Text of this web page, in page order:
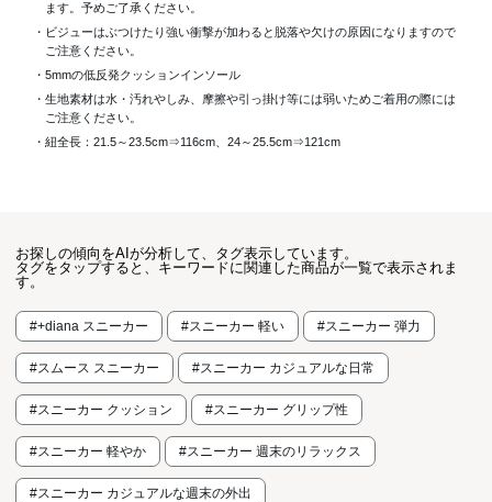
ます。予めご了承ください。
・ビジューはぶつけたり強い衝撃が加わると脱落や欠けの原因になりますので
ご注意ください。
・5mmの低反発クッションインソール
・生地素材は水・汚れやしみ、摩擦や引っ掛け等には弱いためご着用の際には
ご注意ください。
・紐全長：21.5～23.5cm⇒116cm、24～25.5cm⇒121cm
お探しの傾向をAIが分析して、タグ表示しています。
タグをタップすると、キーワードに関連した商品が一覧で表示されま
す。
#+diana スニーカー #スニーカー 軽い #スニーカー 弾力
#スムース スニーカー #スニーカー カジュアルな日常
#スニーカー クッション #スニーカー グリップ性
#スニーカー 軽やか #スニーカー 週末のリラックス
#スニーカー カジュアルな週末の外出